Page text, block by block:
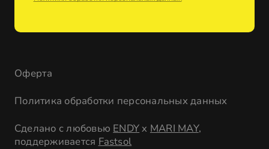
Оферта
Политика обработки персональных данных
Сделано с любовью ENDYx MARI MAY,
поддерживается Fastsol